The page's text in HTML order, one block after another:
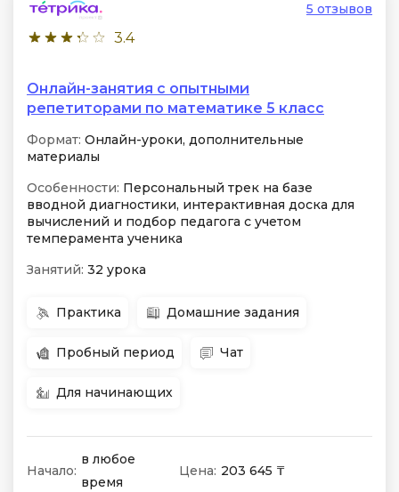
3.4
5 отзывов
Онлайн-занятия с опытными
репетиторами по математике 5 класс
Формат: Онлайн-уроки, дополнительные
материалы
Особенности: Персональный трек на базе
вводной диагностики, интерактивная доска для
вычислений и подбор педагога с учетом
темперамента ученика
Занятий: 32 урока
Практика Домашние задания
Пробный период Чат
Для начинающих
Начало:
в любое
время
Цена: 203 645 ₸